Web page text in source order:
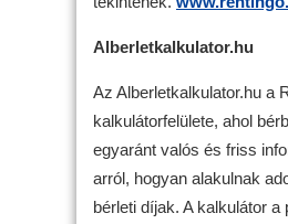
Alberletkalkulator.hu
Az Alberletkalkulator.hu a
kalkulátorfelülete, ahol
egyaránt valós és friss
arról, hogyan alakulnak
bérleti díjak. A kalkulátor a